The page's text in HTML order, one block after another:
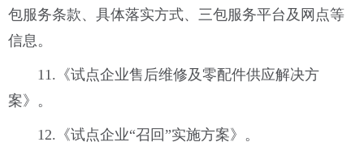
包服务条款、具体落实方式、三包服务平台及网点等
信息。
11.《试点企业售后维修及零配件供应解决方
案》。
12.《试点企业“召回”实施方案》。